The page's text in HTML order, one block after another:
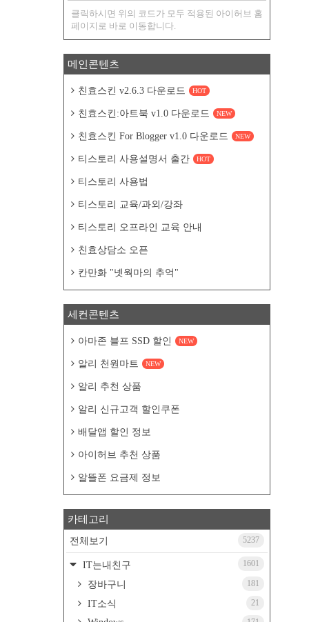
클릭하시면 위의 코드가 모두 적용된 아이허브 홈
페이지로 바로 이동합니다.
메인콘텐츠
친효스킨 v2.6.3 다운로드 HOT
친효스킨:아트북 v1.0 다운로드 NEW
친효스킨 For Blogger v1.0 다운로드 NEW
티스토리 사용설명서 출간 HOT
티스토리 사용법
티스토리 교육/과외/강좌
티스토리 오프라인 교육 안내
친효상담소 오픈
칸만화 "넷웍마의 추억"
세컨콘텐츠
아마존 블프 SSD 할인 NEW
알리 천원마트 NEW
알리 추천 상품
알리 신규고객 할인쿠폰
배달앱 할인 정보
아이허브 추천 상품
알뜰폰 요금제 정보
카테고리
전체보기 5237
IT는내친구 1601
장바구니 181
IT소식 21